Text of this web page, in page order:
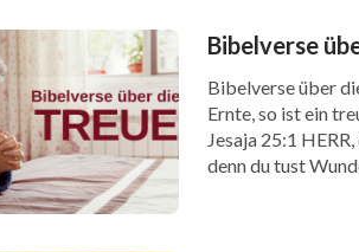
Bibelverse
Bibelverse über
Ernte, so ist ein
Jesaja 25:1
denn du tust